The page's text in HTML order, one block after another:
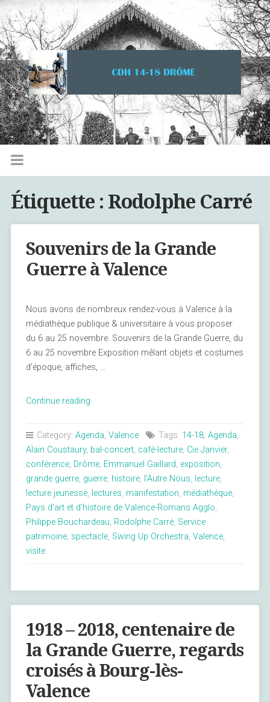
Étiquette : Rodolphe Carré
Souvenirs de la Grande
Guerre à Valence
Nous avons de nombreux rendez-vous à Valence à la
médiathèque publique & universitaire à vous proposer
du 6 au 25 novembre. Souvenirs de la Grande Guerre, du
6 au 25 novembre Exposition mêlant objets et costumes
d’époque, affiches, …
Continue reading« Souvenirs
Grande
Guerre
Valence »
Category: Agenda, Valence Tags: 14-18, Agenda,
Alain Coustaury, bal-concert, café-lecture, Cie Janvier,
conférence, Drôme, Emmanuel Gaillard, exposition,
grande guerre, guerre, histoire, l'Autre Nous, lecture,
lecture jeunesse, lectures, manifestation, médiathèque,
Pays d'art et d'histoire de Valence-Romans Agglo,
Philippe Bouchardeau, Rodolphe Carré, Service
patrimoine, spectacle, Swing Up Orchestra, Valence,
visite
1918 – 2018, centenaire de
la Grande Guerre, regards
croisés à Bourg-lès-
Valence